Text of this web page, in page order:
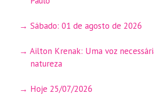
Sábado: 01 de agosto de 2026
Ailton Krenak: Uma voz
natureza
Hoje 25/07/2026